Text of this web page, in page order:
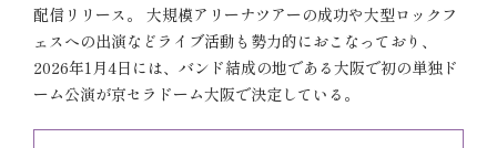
配信リリース。 大規模アリーナツアーの成功や大型ロックフ
ェスへの出演などライブ活動も勢力的におこなっており、
2026年1月4日には、バンド結成の地である大阪で初の単独ド
ーム公演が京セラドーム大阪で決定している。